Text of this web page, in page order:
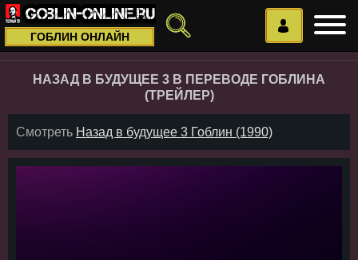
ГОБЛИН ОНЛАЙН
НАЗАД В БУДУЩЕЕ 3 В ПЕРЕВОДЕ ГОБЛИНА
(ТРЕЙЛЕР)
Смотреть Назад в будущее 3 Гоблин (1990)